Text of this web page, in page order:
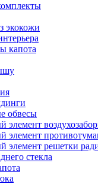
экокожи
капота
обвесы
элемент
элемент
элемент решетки
стекла